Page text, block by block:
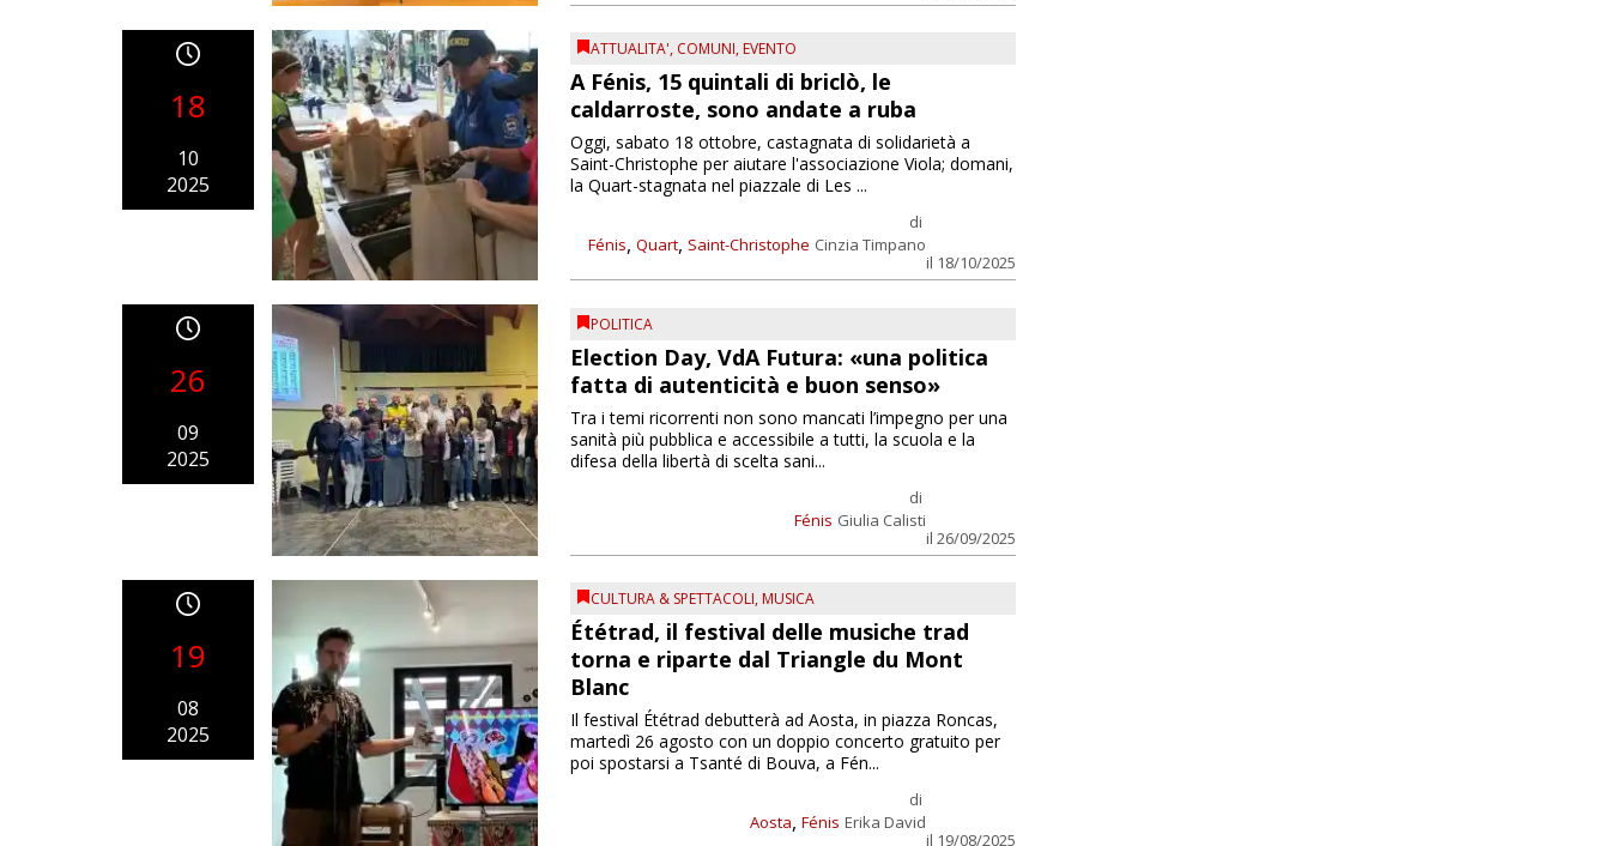
18
10
2025
ATTUALITA', COMUNI, EVENTO
A Fénis, 15 quintali di briclò, le
caldarroste, sono andate a ruba
Fénis, Quart, Saint-Christophe
di
Cinzia Timpano
il 18/10/2025
Oggi, sabato 18 ottobre, castagnata di solidarietà a
Saint-Christophe per aiutare l'associazione Viola; domani,
la Quart-stagnata nel piazzale di Les ...
26
09
2025
POLITICA
Election Day, VdA Futura: «una politica
fatta di autenticità e buon senso»
Fénis
di
Giulia Calisti
il 26/09/2025
Tra i temi ricorrenti non sono mancati l’impegno per una
sanità più pubblica e accessibile a tutti, la scuola e la
difesa della libertà di scelta sani...
19
08
2025
CULTURA & SPETTACOLI, MUSICA
Ététrad, il festival delle musiche trad
torna e riparte dal Triangle du Mont
Blanc
Aosta, Fénis
di
Erika David
il 19/08/2025
Il festival Ététrad debutterà ad Aosta, in piazza Roncas,
martedì 26 agosto con un doppio concerto gratuito per
poi spostarsi a Tsanté di Bouva, a Fén...